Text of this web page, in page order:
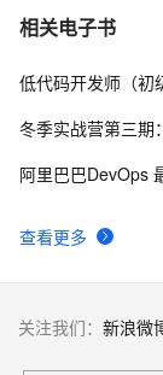
7 音乐人必看！
8 AstrBot：轻松
业工单 Demo
知识库，构建
相关电子书
查看更多
低代码开发师（初
冬季实战营第三期
阿里巴巴DevOps
关注我们： 新浪微